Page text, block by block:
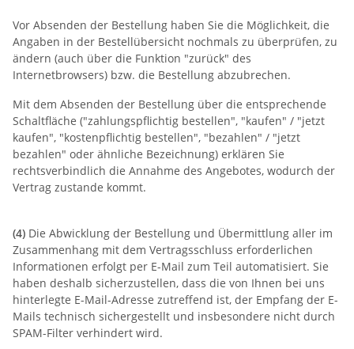
Vor Absenden der Bestellung haben Sie die Möglichkeit, die
Angaben in der Bestellübersicht nochmals zu überprüfen, zu
ändern (auch über die Funktion "zurück" des
Internetbrowsers) bzw. die Bestellung abzubrechen.
Mit dem Absenden der Bestellung über die entsprechende
Schaltfläche ("zahlungspflichtig bestellen", "kaufen" / "jetzt
kaufen", "kostenpflichtig bestellen", "bezahlen" / "jetzt
bezahlen" oder ähnliche Bezeichnung) erklären Sie
rechtsverbindlich die Annahme des Angebotes, wodurch der
Vertrag zustande kommt.
(4) Die Abwicklung der Bestellung und Übermittlung aller im
Zusammenhang mit dem Vertragsschluss erforderlichen
Informationen erfolgt per E-Mail zum Teil automatisiert. Sie
haben deshalb sicherzustellen, dass die von Ihnen bei uns
hinterlegte E-Mail-Adresse zutreffend ist, der Empfang der E-
Mails technisch sichergestellt und insbesondere nicht durch
SPAM-Filter verhindert wird.